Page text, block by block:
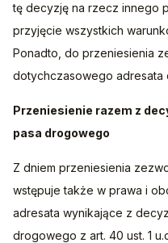
tę decyzję na rzecz innego
przyjęcie wszystkich
Ponadto, do przeniesienia
dotychczasowego adresata
Przeniesienie razem z
pasa drogowego
Z dniem przeniesienia
wstępuje także w prawa i
adresata wynikające z
drogowego z art. 40 ust. 1